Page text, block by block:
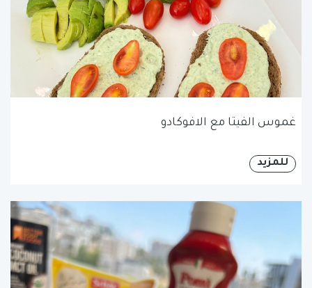
غموس الفيتا مع الافوكادو
للمزيد